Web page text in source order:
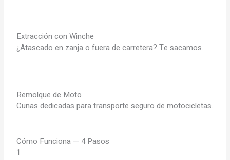
Extracción con Winche
¿Atascado en zanja o fuera de carretera? Te sacamos.
Remolque de Moto
Cunas dedicadas para transporte seguro de motocicletas.
Cómo Funciona — 4 Pasos
1